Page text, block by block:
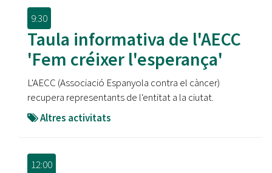
9:30
Taula informativa de l'AECC
'Fem créixer l'esperança'
L'AECC (Associació Espanyola contra el càncer)
recupera representants de l'entitat a la ciutat.
Altres activitats
12:00